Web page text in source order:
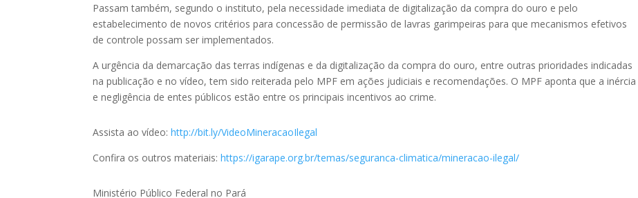
Passam também, segundo o instituto, pela necessidade imediata de digitalização da compra do ouro e pelo
estabelecimento de novos critérios para concessão de permissão de lavras garimpeiras para que mecanismos efetivos
de controle possam ser implementados.
A urgência da demarcação das terras indígenas e da digitalização da compra do ouro, entre outras prioridades indicadas
na publicação e no vídeo, tem sido reiterada pelo MPF em ações judiciais e recomendações. O MPF aponta que a inércia
e negligência de entes públicos estão entre os principais incentivos ao crime.
Assista ao vídeo:http://bit.ly/VideoMineracaoIlegal
Confira os outros materiais:https://igarape.org.br/temas/seguranca-climatica/mineracao-ilegal/
Ministério Público Federal no Pará